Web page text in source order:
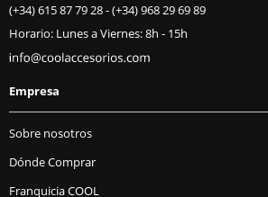
(+34) 615 87 79 28-(+34) 968 29 69 89
Horario: Lunes a Viernes: 8h - 15h
Empresa
Sobre nosotros
Dónde Comprar
Franquicia COOL